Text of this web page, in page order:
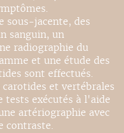
sous-jacente, des
sanguin, un
radiographie du
et une étude des
sont effectués.
et vertébrales
tests exécutés à l'aide
artériographie avec
contraste.